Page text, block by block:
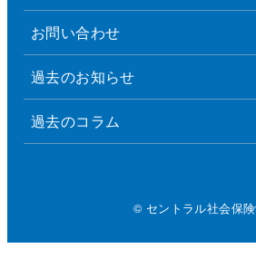
お問い合わせ
過去のお知らせ
過去のコラム
© セントラル社会保